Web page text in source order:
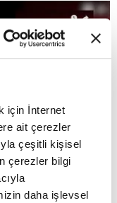
için İnternet
ait çerezler
çeşitli kişisel
çerezler bilgi
daha işlevsel
“Yeni